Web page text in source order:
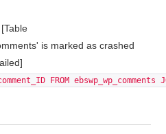
[Table
is marked as crashed
FROM